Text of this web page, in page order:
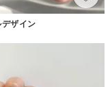
デザイン